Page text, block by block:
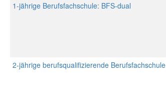
1-jährige Berufsfachschule: BFS-dual
2-jährige berufsqualifizierende Berufsfachschule